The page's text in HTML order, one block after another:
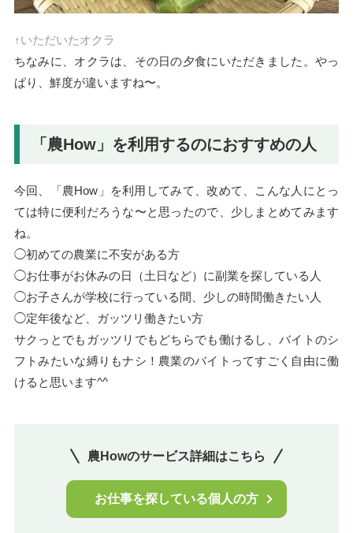
↑いただいたオクラ
ちなみに、オクラは、その日の夕食にいただきました。やっ
ぱり、鮮度が違いますね〜。
「農How」を利用するのにおすすめの人
今回、「農How」を利用してみて、改めて、こんな人にとっ
ては特に便利だろうな〜と思ったので、少しまとめてみます
ね。
◯初めての農業に不安がある方
◯お仕事がお休みの日（土日など）に副業を探している人
◯お子さんが学校に行っている間、少しの時間働きたい人
◯定年後など、ガッツリ働きたい方
サクっとでもガッツリでもどちらでも働けるし、バイトのシ
フトみたいな縛りもナシ！農業のバイトってすごく自由に働
けると思います^^
農Howのサービス詳細はこちら
お仕事を探している個人の方